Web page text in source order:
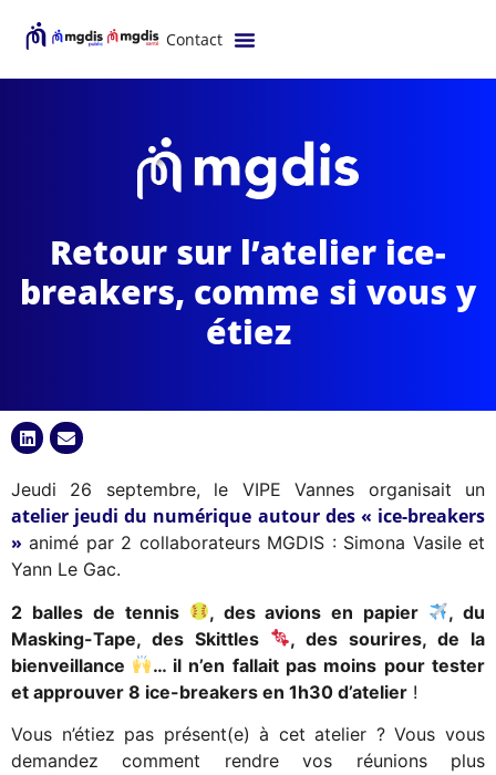
Contact
Retour sur l’atelier ice-
breakers, comme si vous y
étiez
Jeudi 26 septembre, le VIPE Vannes organisait un
atelier jeudi du numérique autour des « ice-breakers
» animé par 2 collaborateurs MGDIS : Simona Vasile et
Yann Le Gac.
2 balles de tennis
, des avions en papier
, du
Masking-Tape, des Skittles
, des sourires, de la
bienveillance
… il n’en fallait pas moins pour tester
et approuver 8 ice-breakers en 1h30 d’atelier !
Vous n’étiez pas présent(e) à cet atelier ? Vous vous
demandez comment rendre vos réunions plus